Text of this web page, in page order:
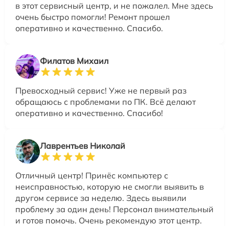
в этот сервисный центр, и не пожалел. Мне здесь
очень быстро помогли! Ремонт прошел
оперативно и качественно. Спасибо.
Филатов Михаил
Превосходный сервис! Уже не первый раз
обращаюсь с проблемами по ПК. Всё делают
оперативно и качественно. Спасибо!
Лаврентьев Николай
Отличный центр! Принёс компьютер с
неисправностью, которую не смогли выявить в
другом сервисе за неделю. Здесь выявили
проблему за один день! Персонал внимательный
и готов помочь. Очень рекомендую этот центр.